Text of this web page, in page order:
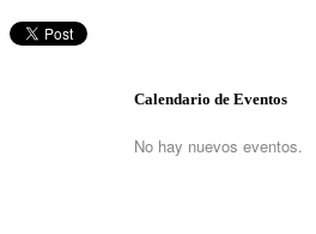
Calendario de Eventos
No hay nuevos eventos.